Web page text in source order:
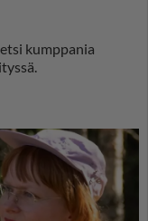
kumppania